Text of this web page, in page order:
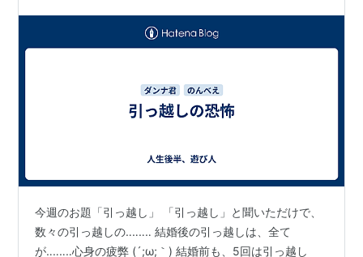
今週のお題「引っ越し」 「引っ越し」と聞いただけで、
数々の引っ越しの‥‥‥‥ 結婚後の引っ越しは、全て
が‥‥‥‥心身の疲弊 (´;ω;｀) 結婚前も、5回は引っ越し